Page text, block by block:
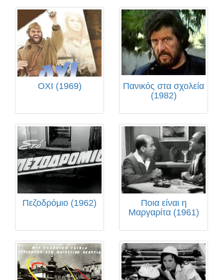
ΟΧΙ (1969)
Πανικός στα σχολεία
(1982)
Πεζοδρόμιο (1962)
Ποια είναι η
Μαργαρίτα (1961)